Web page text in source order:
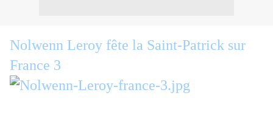
Nolwenn Leroy fête la Saint-Patrick sur
France 3